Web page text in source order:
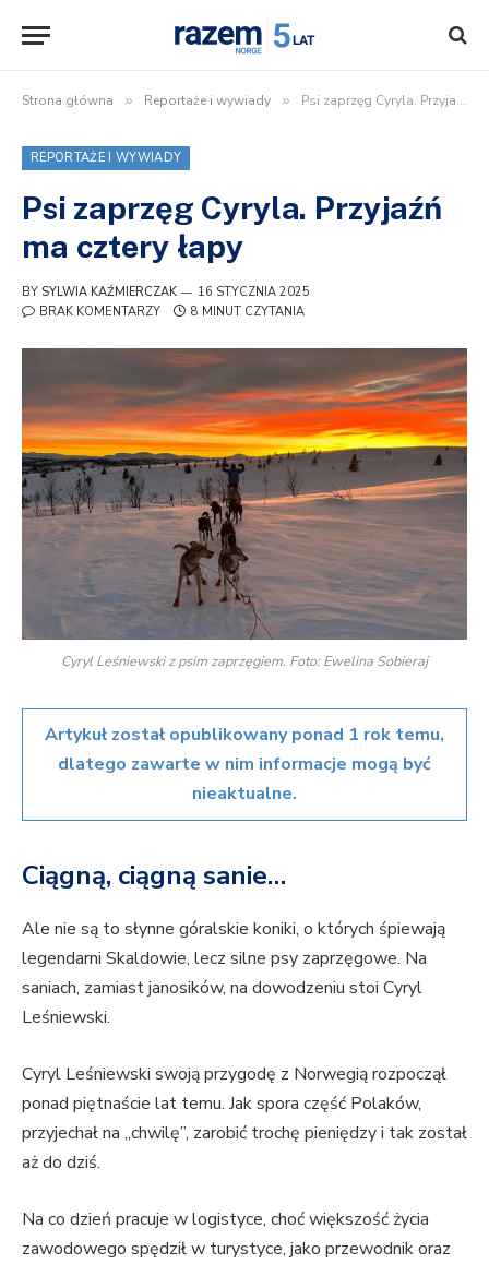
Strona główna » Reportaże i wywiady » Psi zaprzęg Cyryla. Przyjaźń ma cztery łapy
REPORTAŻE I WYWIADY
Psi zaprzęg Cyryla. Przyjaźń
ma cztery łapy
BY SYLWIA KAŹMIERCZAK
16 STYCZNIA 2025
BRAK KOMENTARZY
8 MINUT CZYTANIA
Cyryl Leśniewski z psim zaprzęgiem. Foto: Ewelina Sobieraj
Artykuł został opublikowany ponad 1 rok temu,
dlatego zawarte w nim informacje mogą być
nieaktualne.
Ciągną, ciągną sanie…
Ale nie są to słynne góralskie koniki, o których śpiewają
legendarni Skaldowie, lecz silne psy zaprzęgowe. Na
saniach, zamiast janosików, na dowodzeniu stoi Cyryl
Leśniewski.
Cyryl Leśniewski swoją przygodę z Norwegią rozpoczął
ponad piętnaście lat temu. Jak spora część Polaków,
przyjechał na „chwilę”, zarobić trochę pieniędzy i tak został
aż do dziś.
Na co dzień pracuje w logistyce, choć większość życia
zawodowego spędził w turystyce, jako przewodnik oraz